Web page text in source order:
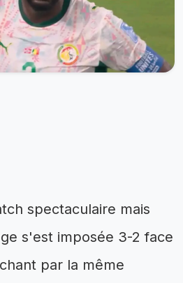
spectaculaire mais
s'est imposée 3-2 face
par la même